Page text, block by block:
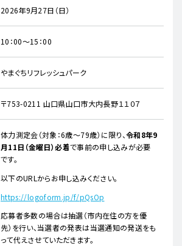
2026年9月27日（日）
10：00〜15：00
やまぐちリフレッシュパーク
〒753-0211 山口県山口市大内長野１１０７
体力測定会（対象：6歳～79歳）に限り、令和8年9
月11日（金曜日）必着で事前の申し込みが必要
です。
以下のURLからお申し込みください。
https://logoform.jp/f/pQsOp
応募者多数の場合は抽選（市内在住の方を優
先）を行い、当選者の発表は当選通知の発送をも
って代えさせていただきます。